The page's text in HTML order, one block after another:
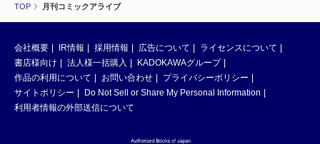
TOP 月刊コミックアライブ
会社概要 IR情報 採用情報 広告について
ライセンスについて
書店様向け
法人様一括購入
KADOKAWAグループ
作品の利用について
お問い合わせ
プライバシーポリシー
サイトポリシー
Do Not Sell or Share My Personal Information
利用者情報の外部送信について